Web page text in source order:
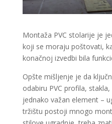
Montaža PVC stolarije je
koji se moraju poštovati,
konačnoj izvedbi bila
Opšte mišljenje je da
odabiru PVC profila,
jednako važan element –
tržištu postoji mnogo